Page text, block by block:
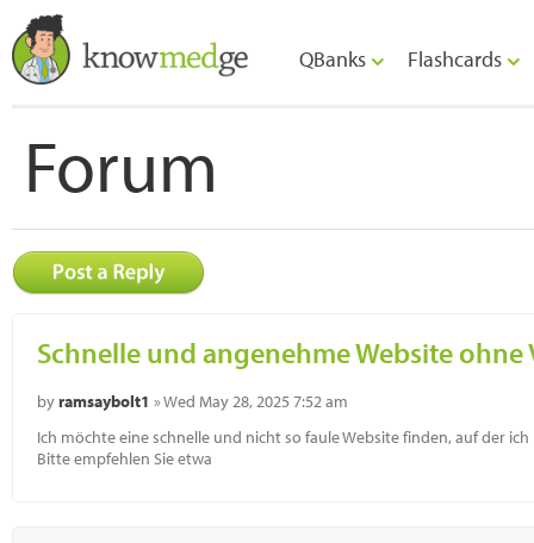
QBanks Flashcards
Forum
Schnelle und angenehme Website
byramsaybolt1 » Wed May 28, 2025 7:52 am
Ich möchte eine schnelle und nicht so faule Website finden, auf der
Bitte empfehlen Sie etwa